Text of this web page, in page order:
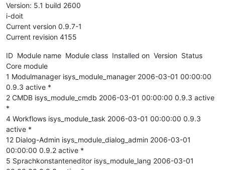
Version: 5.1 build 2600
i-doit
Current version 0.9.7-1
Current revision 4155
ID Module name Module class Installed on Version Status
Core module
1 Modulmanager isys_module_manager 2006-03-01 00:00:00
0.9.3 active *
2 CMDB isys_module_cmdb 2006-03-01 00:00:00 0.9.3 active
*
4 Workflows isys_module_task 2006-03-01 00:00:00 0.9.3
active *
12 Dialog-Admin isys_module_dialog_admin 2006-03-01
00:00:00 0.9.2 active *
5 Sprachkonstanteneditor isys_module_lang 2006-03-01